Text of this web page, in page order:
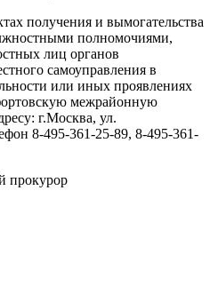
получения и вымогательства
полномочиями,
лиц органов
самоуправления в
или иных проявлениях
межрайонную
г.Москва, ул.
8-495-361-25-89, 8-495-361-
прокурор